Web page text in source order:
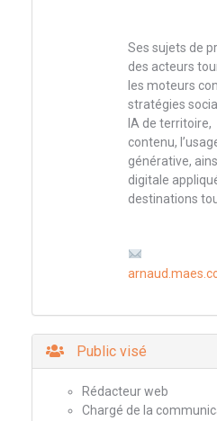
Ses sujets de
des acteurs
les moteurs
stratégies
IA de
contenu,
générative,
digitale
destinations
Public visé
Rédacteur web
Chargé de la